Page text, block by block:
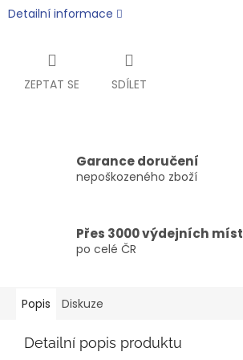
Detailní informace
ZEPTAT SE SDÍLET
Garance doručení
nepoškozeného zboží
Přes 3000 výdejních míst
po celé ČR
Popis Diskuze
Detailní popis produktu